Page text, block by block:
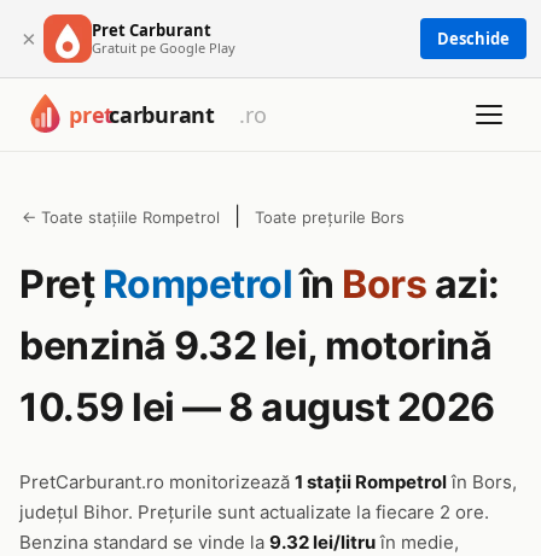
× Pret Carburant
Gratuit pe Google Play Deschide
← Toate stațiile Rompetrol Toate prețurile Bors
Preț Rompetrolîn Bors azi:
benzină 9.32 lei, motorină
10.59 lei — 8 august 2026
PretCarburant.ro monitorizează 1 stații Rompetrolîn Bors,
județul Bihor. Prețurile sunt actualizate la fiecare 2 ore.
Benzina standard se vinde la 9.32 lei/litruîn medie,